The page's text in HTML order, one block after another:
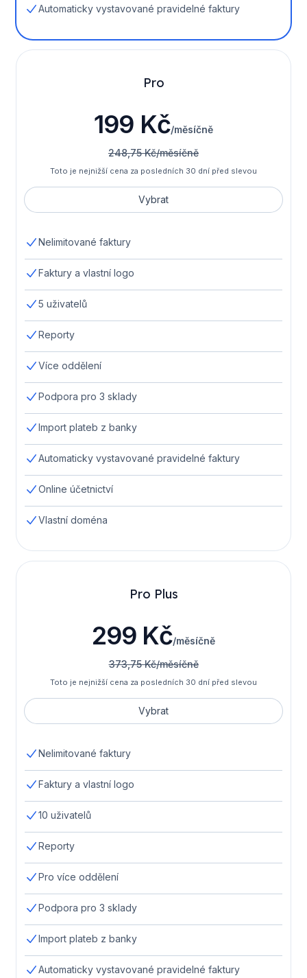
Automaticky vystavované pravidelné faktury
Pro
199 Kč/měsíčně
248,75 Kč/měsíčně
Toto je nejnižší cena za posledních 30 dní před slevou
Vybrat
Nelimitované faktury
Faktury a vlastní logo
5 uživatelů
Reporty
Více oddělení
Podpora pro 3 sklady
Import plateb z banky
Automaticky vystavované pravidelné faktury
Online účetnictví
Vlastní doména
Pro Plus
299 Kč/měsíčně
373,75 Kč/měsíčně
Toto je nejnižší cena za posledních 30 dní před slevou
Vybrat
Nelimitované faktury
Faktury a vlastní logo
10 uživatelů
Reporty
Pro více oddělení
Podpora pro 3 sklady
Import plateb z banky
Automaticky vystavované pravidelné faktury